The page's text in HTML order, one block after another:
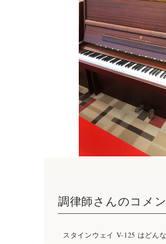
調律師さんのコメ
スタインウェイ V-125 はどん